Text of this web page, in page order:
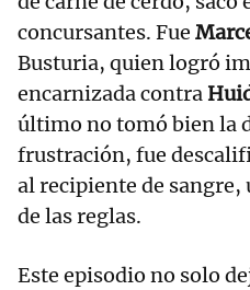
concursantes. Fue
Busturia, quien logró
encarnizada contra
último no tomó bien la
frustración, fue
al recipiente de
de las reglas.
Este episodio no solo